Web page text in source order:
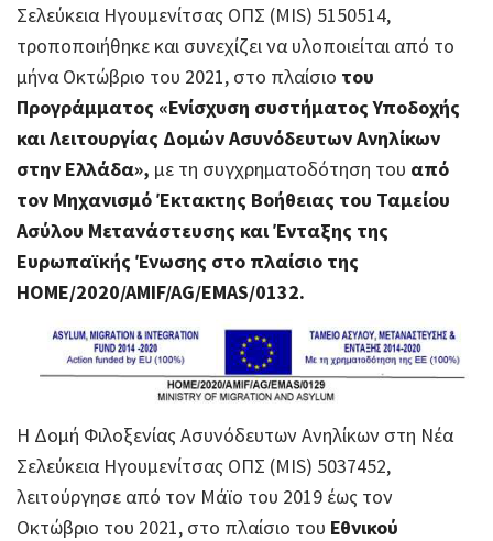
Σελεύκεια Ηγουμενίτσας ΟΠΣ (MIS) 5150514,
τροποποιήθηκε και συνεχίζει να υλοποιείται από το
μήνα Οκτώβριο του 2021, στο πλαίσιο του
Προγράμματος «Ενίσχυση συστήματος Υποδοχής
και Λειτουργίας Δομών Ασυνόδευτων Ανηλίκων
στην Ελλάδα», με τη συγχρηματοδότηση του από
τον Μηχανισμό Έκτακτης Βοήθειας του Ταμείου
Ασύλου Μετανάστευσης και Ένταξης της
Ευρωπαϊκής Ένωσης στο πλαίσιο της
HOME/2020/AMIF/AG/EMAS/0132.
Η Δομή Φιλοξενίας Ασυνόδευτων Aνηλίκων στη Νέα
Σελεύκεια Ηγουμενίτσας ΟΠΣ (MIS) 5037452,
λειτούργησε από τον Μάϊο του 2019 έως τον
Οκτώβριο του 2021, στο πλαίσιο του Εθνικού